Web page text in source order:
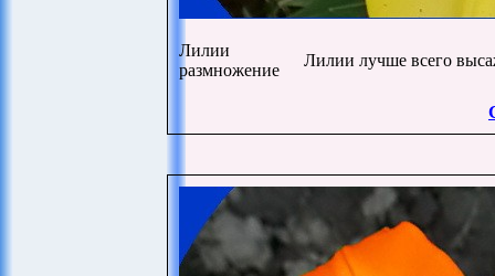
Лилии
размножение
Лилии лучше всего